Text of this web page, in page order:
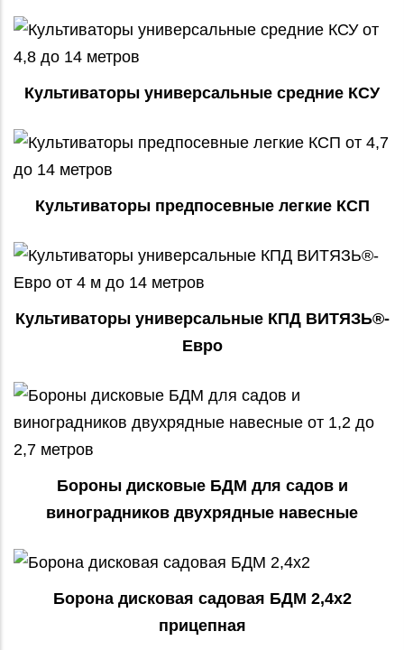
Культиваторы универсальные средние КСУ
Культиваторы предпосевные легкие КСП
Культиваторы универсальные КПД ВИТЯЗЬ®-
Евро
Бороны дисковые БДМ для садов и
виноградников двухрядные навесные
Борона дисковая садовая БДМ 2,4х2
прицепная